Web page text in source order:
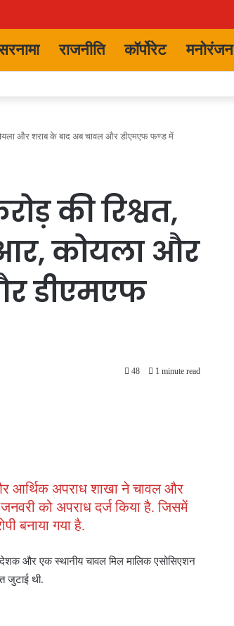
राजनीति कॉर्पोरेट मनोरंजन
और शराब के बाद अब चावल और डीएमएफ फण्ड में
की रिश्वत,
कोयला और
डीएमएफ
48 1 minute read
आर्थिक अपराध शाखा ने चावल और
को अपराध दर्ज किया है. जिसमें
बनाया गया है.
और एक स्थानीय चावल मिल मालिक एसोसिएशन
जुटाई थी.